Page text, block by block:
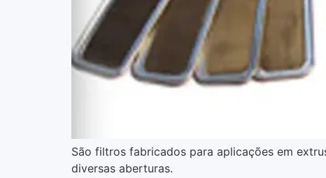
São filtros fabricados para aplicações em
diversas aberturas.